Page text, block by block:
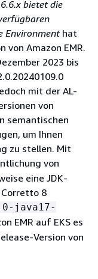
bietet die
Environmenthat
von Amazon EMR.
2023 bis
mit der AL-
von
semantischen
um Ihnen
zu stellen. Mit
von
eine JDK-
8
java17-
EMR auf EKS es
Version von